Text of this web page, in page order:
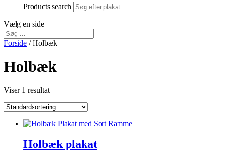
Products search
Vælg en side
Forside / Holbæk
Holbæk
Viser 1 resultat
Holbæk plakat